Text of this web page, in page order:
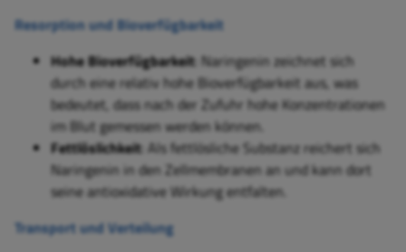
Resorption und Bioverfügbarkeit
Hohe Bioverfügbarkeit: Naringenin zeichnet sich
durch eine relativ hohe Bioverfügbarkeit aus, was
bedeutet, dass nach der Zufuhr hohe Konzentrationen
im Blut gemessen werden können.
Fettlöslichkeit: Als fettlösliche Substanz reichert sich
Naringenin in den Zellmembranen an und kann dort
seine antioxidative Wirkung entfalten.
Transport und Verteilung